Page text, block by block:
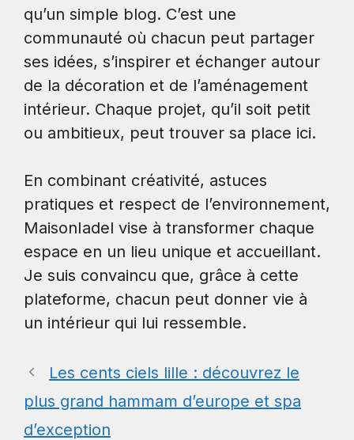
qu’un simple blog. C’est une
communauté où chacun peut partager
ses idées, s’inspirer et échanger autour
de la décoration et de l’aménagement
intérieur. Chaque projet, qu’il soit petit
ou ambitieux, peut trouver sa place ici.
En combinant créativité, astuces
pratiques et respect de l’environnement,
MaisonIadel vise à transformer chaque
espace en un lieu unique et accueillant.
Je suis convaincu que, grâce à cette
plateforme, chacun peut donner vie à
un intérieur qui lui ressemble.
Les cents ciels lille : découvrez le
plus grand hammam d’europe et spa
d’exception